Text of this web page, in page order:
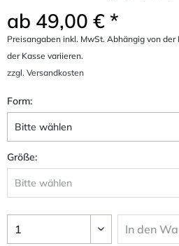
ab 49,00 € *
Preisangaben inkl. MwSt. Abhängig von
der Kasse variieren.
zzgl. Versandkosten
Form:
Größe:
In den